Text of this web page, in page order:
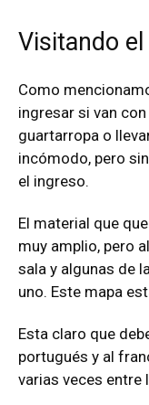
Visitando
Como
ingresar si van
guartarropa o
incómodo, pero
el ingreso.
El material que
muy amplio, pero
sala y algunas de
uno. Este mapa
Esta claro que
portugués y al
varias veces entre